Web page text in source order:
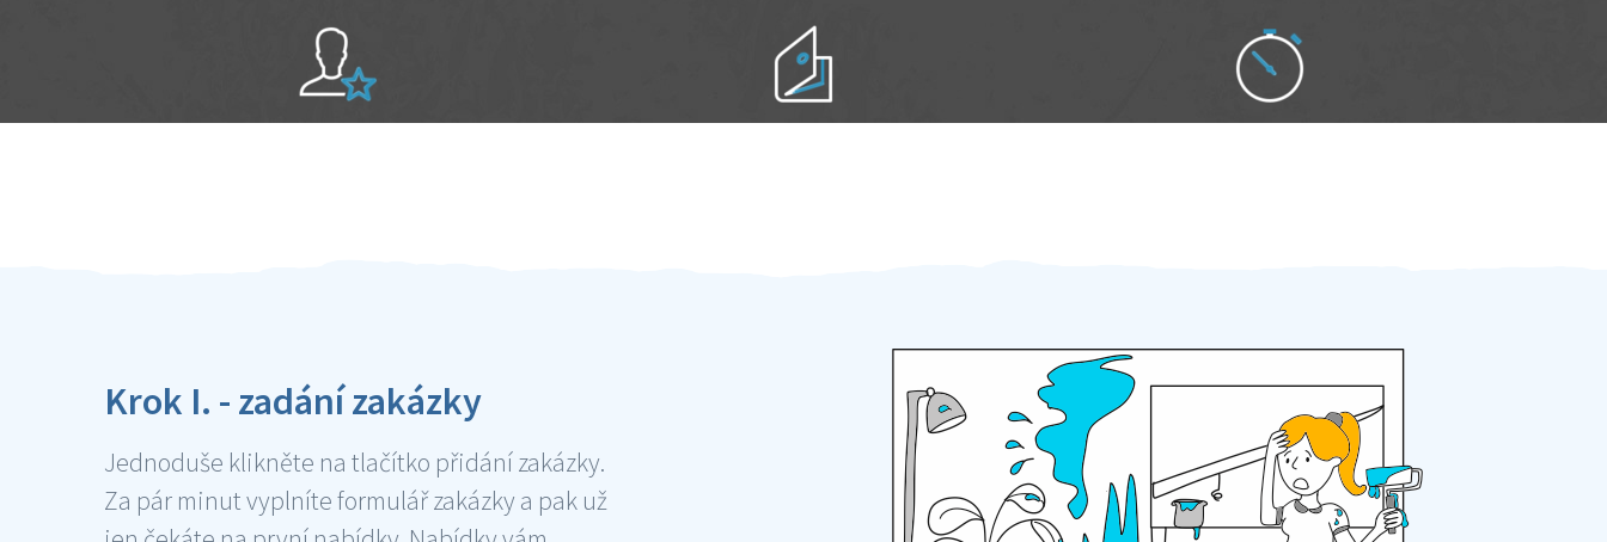
Krok I. - zadání zakázky
Jednoduše klikněte na tlačítko přidání zakázky.
Za pár minut vyplníte formulář zakázky a pak už